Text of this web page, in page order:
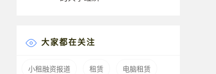
大家都在关注
小租融资报道 租赁 电脑租赁